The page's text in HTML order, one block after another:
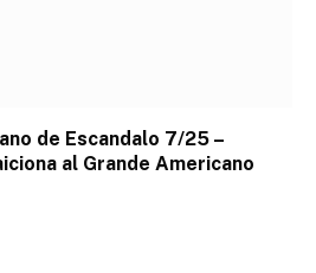
de Escandalo 7/25 –
al Grande Americano